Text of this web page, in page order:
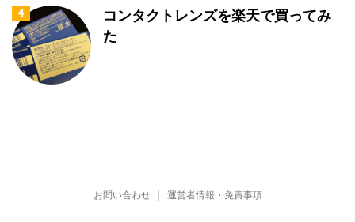
4
コンタクトレンズを楽天で買ってみ
た
お問い合わせ 運営者情報・免責事項